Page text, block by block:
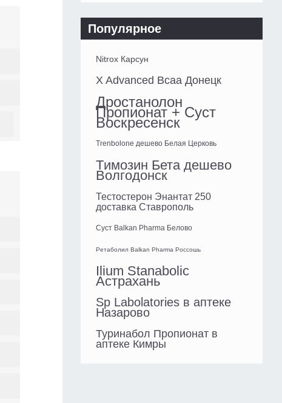
Популярное
Nitrox Карсун
X Advanced Bcaa Донецк
Дростанолон
Пропионат + Суст
Воскресенск
Trenbolone дешево Белая Церковь
Tимозин Бета дешево
Волгодонск
Тестостерон Энантат 250
доставка Ставрополь
Суст Balkan Pharma Белово
Ретаболил Balkan Pharma Россошь
Ilium Stanabolic
Астрахань
Sp Labolatories в аптеке
Назарово
Туринабол Пропионат в
аптеке Кимры